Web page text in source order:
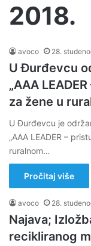
2018.
avoco 28.
U Đurđevcu
„AAA
za žene u
U Đurđevcu je
„AAA LEADER –
ruralnom…
Pročitaj više
avoco 28.
Najava;
recikliranog